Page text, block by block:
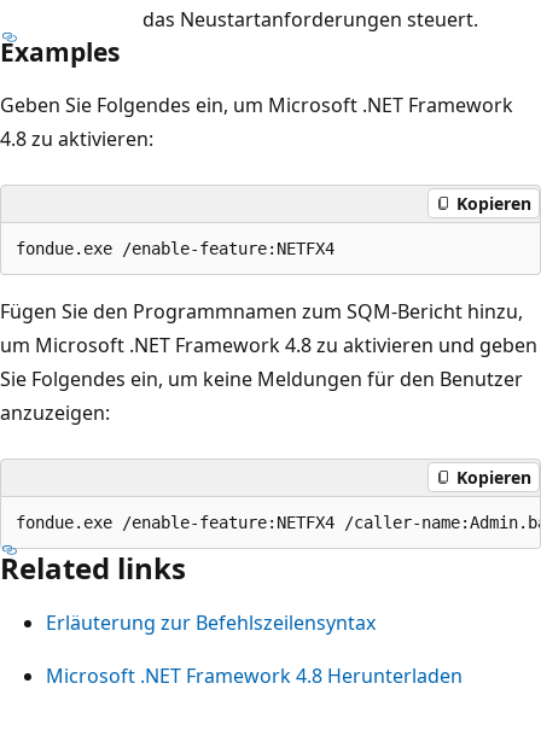
das Neustartanforderungen steuert.
Examples
Geben Sie Folgendes ein, um Microsoft .NET Framework
4.8 zu aktivieren:
Kopieren
Fügen Sie den Programmnamen zum SQM-Bericht hinzu,
um Microsoft .NET Framework 4.8 zu aktivieren und geben
Sie Folgendes ein, um keine Meldungen für den Benutzer
anzuzeigen:
Kopieren
Related links
Erläuterung zur Befehlszeilensyntax
Microsoft .NET Framework 4.8 Herunterladen